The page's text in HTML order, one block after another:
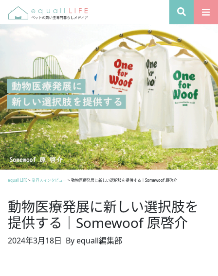
equall LIFE> 業界人インタビュー > 動物医療発展に新しい選択肢を提供する｜Somewoof 原啓介
動物医療発展に新しい選択肢を
提供する｜Somewoof 原啓介
2024年3月18日 By equall編集部